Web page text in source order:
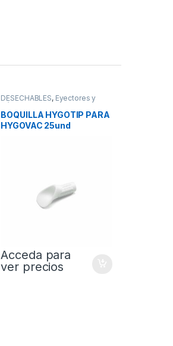
DESECHABLES, Eyectores y
Cánulas
BOQUILLA HYGOTIP PARA
HYGOVAC 25und
Acceda para
ver precios